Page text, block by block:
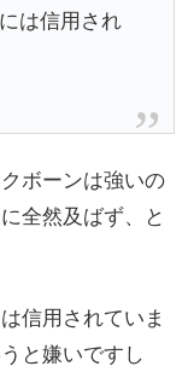
は信用され
ボーンは強いの
全然及ばず、と
信用されていま
と嫌いですし